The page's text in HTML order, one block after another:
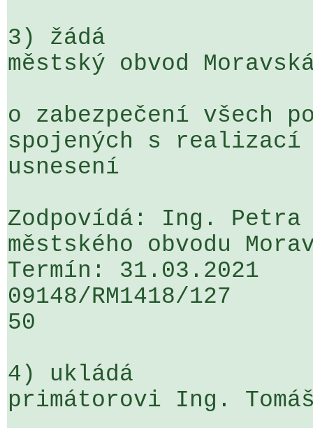
3) žádá
městský obvod
o zabezpečení všech
spojených s
usnesení
Zodpovídá: Ing.
městského obvodu
Termín: 31.03.2021
09148/RM1418/
50
4) ukládá
primátorovi Ing.